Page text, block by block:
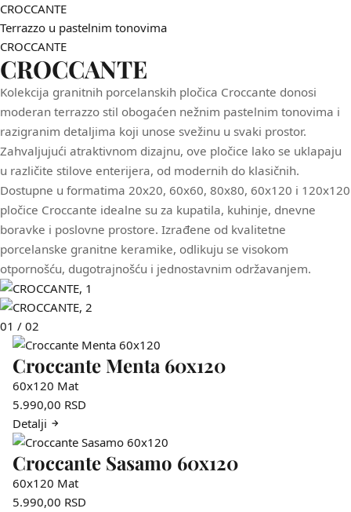
CROCCANTE
Terrazzo u pastelnim tonovima
CROCCANTE
CROCCANTE
Kolekcija granitnih porcelanskih pločica Croccante donosi
moderan terrazzo stil obogaćen nežnim pastelnim tonovima i
razigranim detaljima koji unose svežinu u svaki prostor.
Zahvaljujući atraktivnom dizajnu, ove pločice lako se uklapaju
u različite stilove enterijera, od modernih do klasičnih.
Dostupne u formatima 20x20, 60x60, 80x80, 60x120 i 120x120
pločice Croccante idealne su za kupatila, kuhinje, dnevne
boravke i poslovne prostore. Izrađene od kvalitetne
porcelanske granitne keramike, odlikuju se visokom
otpornošću, dugotrajnošću i jednostavnim održavanjem.
01 / 02
Croccante Menta 60x120
60x120 Mat
5.990,00 RSD
Detalji
Croccante Sasamo 60x120
60x120 Mat
5.990,00 RSD